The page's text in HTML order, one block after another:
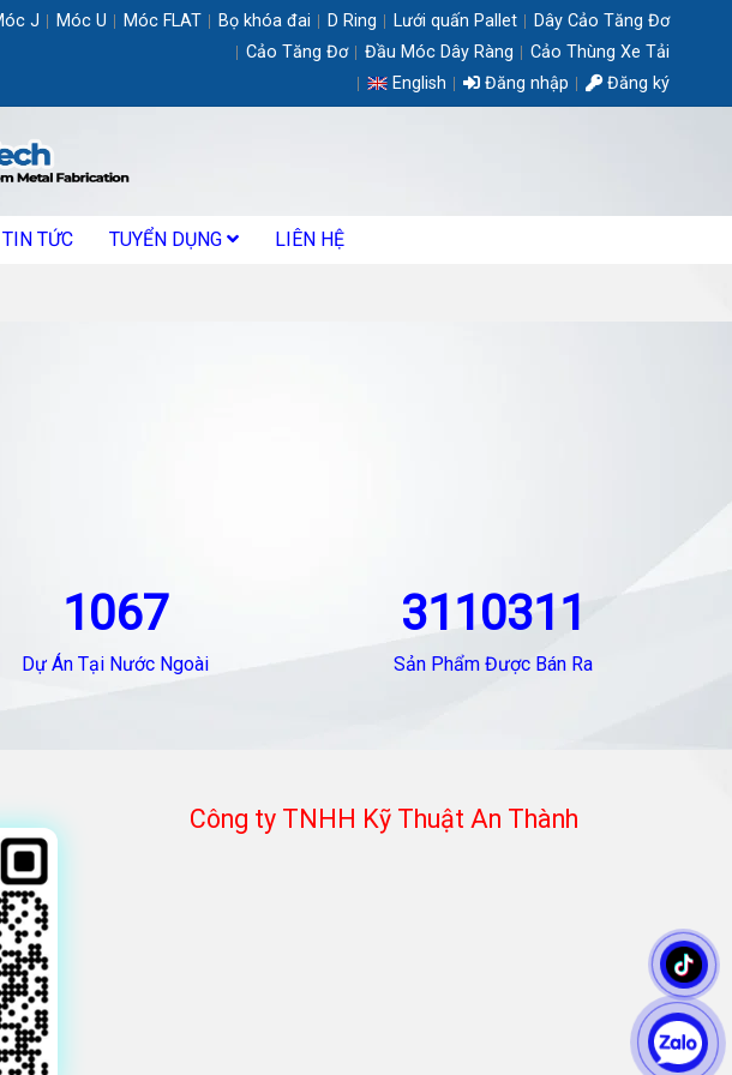
J Móc U Móc FLAT Bọ khóa đai D Ring Lưới quấn Pallet
Dây Cảo Tăng Đơ
Cảo Tăng Đơ
Đầu Móc Dây Ràng
Cảo Thùng Xe Tải
English
Đăng nhập Đăng ký
TIN TỨC TUYỂN DỤNG LIÊN HỆ
1067
Dự Án Tại Nước Ngoài
3110311
Sản Phẩm Được Bán Ra
Công ty TNHH Kỹ Thuật An Thành